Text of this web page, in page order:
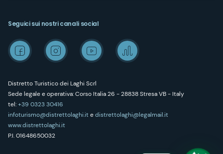
Distretto Turistico dei Laghi Scrl
Sede legale e operativa: Corso Italia 26 - 28838 Stresa VB - Italy
tel:+39 0323 30416
infoturismo@distrettolaghi.itedistrettolaghi@legalmail.it
www.distrettolaghi.it
P.I. 01648650032
Seguici sui nostri canali social